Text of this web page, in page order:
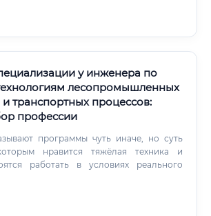
у инженера по
лесопромышленных
транспортных процессов:
профессии
программы чуть иначе, но суть
нравится тяжёлая техника и
работать в условиях реального